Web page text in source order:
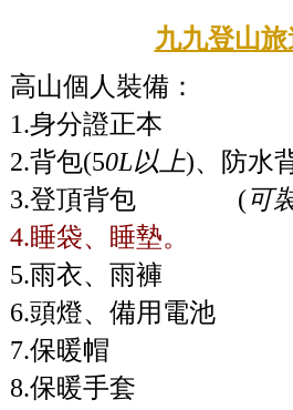
九九登山
高山個人裝備：
1.身分證正本
2.背包(50L以上)、防水
3.登頂背包
(可
4.睡袋、睡墊。
5.雨衣、雨褲
6.頭燈、備用電池
7.保暖帽
8.保暖手套